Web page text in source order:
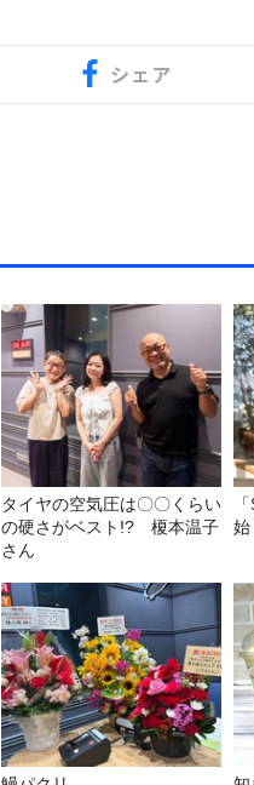
シェア
タイヤの空気圧は〇〇くらい
の硬さがベスト!? 榎本温子
さん
始